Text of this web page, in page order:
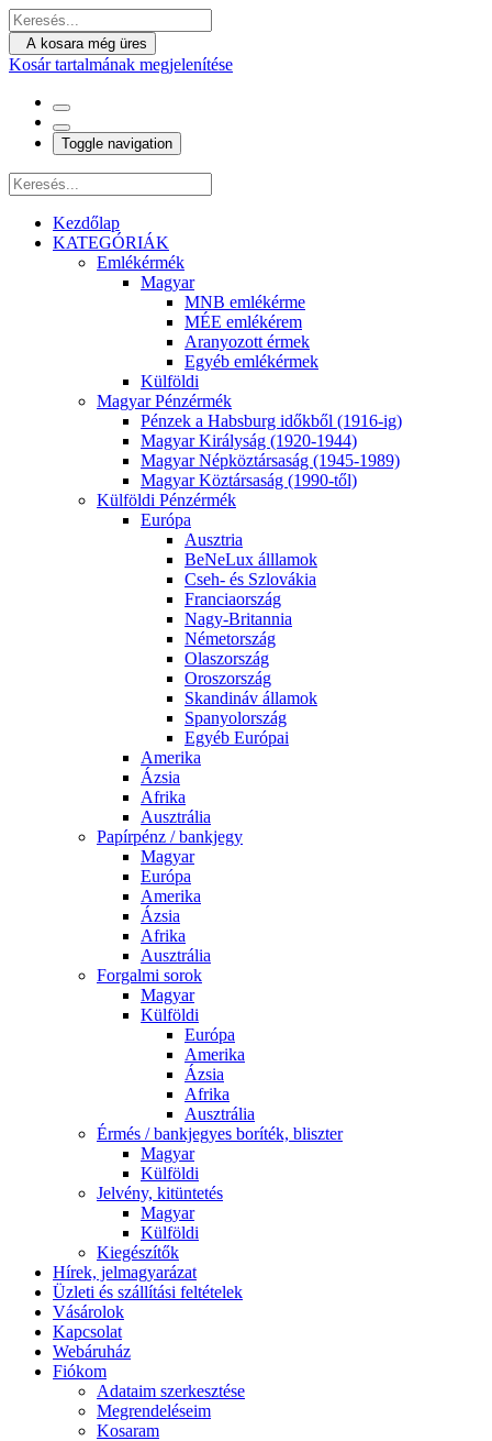
A kosara még üres
Kosár tartalmának megjelenítése
Toggle navigation
Kezdőlap
KATEGÓRIÁK
Emlékérmék
Magyar
MNB emlékérme
MÉE emlékérem
Aranyozott érmek
Egyéb emlékérmek
Külföldi
Magyar Pénzérmék
Pénzek a Habsburg időkből (1916-ig)
Magyar Királyság (1920-1944)
Magyar Népköztársaság (1945-1989)
Magyar Köztársaság (1990-től)
Külföldi Pénzérmék
Európa
Ausztria
BeNeLux álllamok
Cseh- és Szlovákia
Franciaország
Nagy-Britannia
Németország
Olaszország
Oroszország
Skandináv államok
Spanyolország
Egyéb Európai
Amerika
Ázsia
Afrika
Ausztrália
Papírpénz / bankjegy
Magyar
Európa
Amerika
Ázsia
Afrika
Ausztrália
Forgalmi sorok
Magyar
Külföldi
Európa
Amerika
Ázsia
Afrika
Ausztrália
Érmés / bankjegyes boríték, bliszter
Magyar
Külföldi
Jelvény, kitüntetés
Magyar
Külföldi
Kiegészítők
Hírek, jelmagyarázat
Üzleti és szállítási feltételek
Vásárolok
Kapcsolat
Webáruház
Fiókom
Adataim szerkesztése
Megrendeléseim
Kosaram